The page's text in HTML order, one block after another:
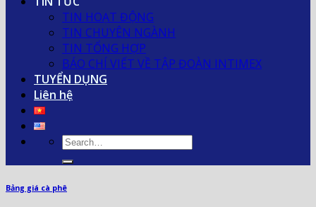
TIN HOẠT ĐỘNG
TIN CHUYÊN NGÀNH
TIN TỔNG HỢP
BÁO CHÍ VIẾT VỀ TẬP ĐOÀN INTIMEX
TUYỂN DỤNG
Liên hệ
Bảng giá cà phê